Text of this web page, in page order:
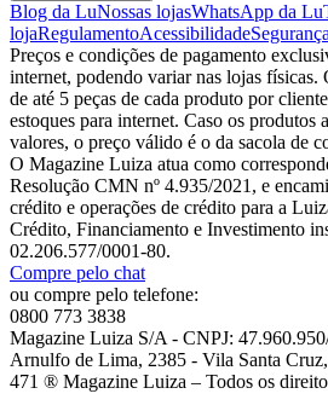
Blog da LuNossas lojasWhatsApp da Lu
lojaRegulamentoAcessibilidade
Preços e condições de pagamento
internet, podendo variar nas lojas físicas.
de até 5 peças de cada produto por
estoques para internet. Caso os produtos
valores, o preço válido é o da sacola de
O Magazine Luiza atua como
Resolução CMN nº 4.935/2021, e
crédito e operações de crédito para a
Crédito, Financiamento e Investimento
02.206.577/0001-80.
Compre pelo chat
ou compre pelo telefone:
0800 773 3838
Magazine Luiza S/A - CNPJ:
Arnulfo de Lima, 2385 - Vila Santa
471 ® Magazine Luiza – Todos os